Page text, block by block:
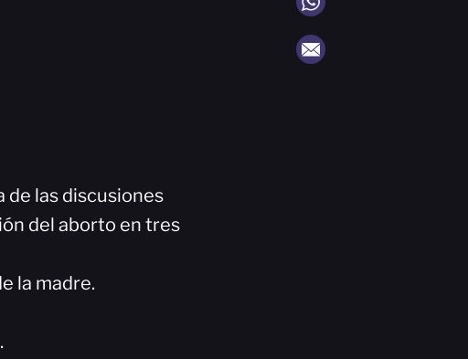
de las discusiones
del aborto en tres
la madre.